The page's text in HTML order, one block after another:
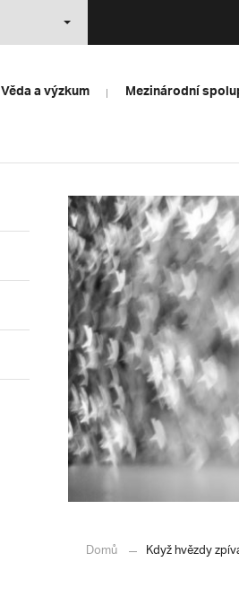
Věda a výzkum Mezinárodní
Domů Když hvězdy